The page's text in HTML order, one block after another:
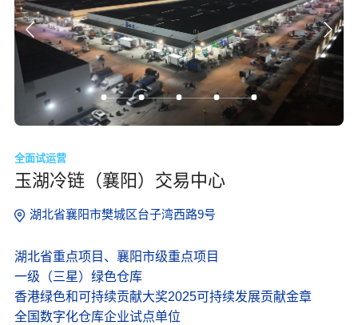
全面试运营
玉湖冷链（襄阳）交易中心
湖北省襄阳市樊城区台子湾西路9号
湖北省重点项目、襄阳市级重点项目
一级（三星）绿色仓库
香港绿色和可持续贡献大奖2025可持续发展贡献金章
全国数字化仓库企业试点单位